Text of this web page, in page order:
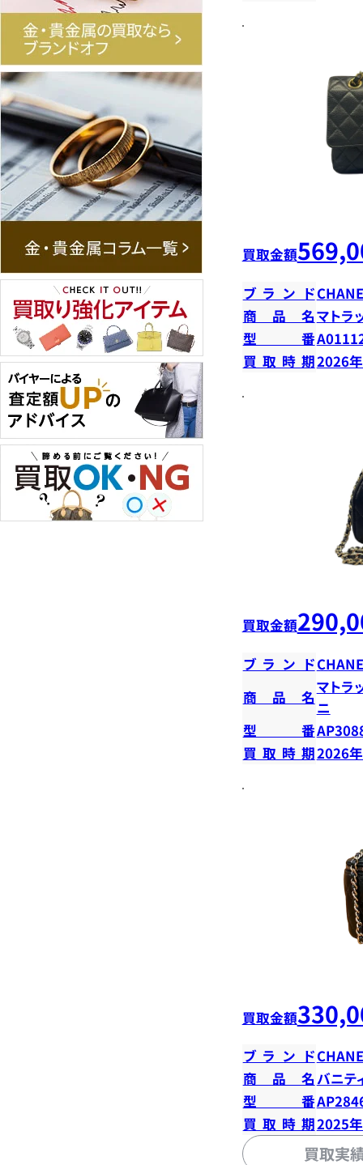
買取金額
ブランド
商品名マトラ
型番
買取時期2026
買取金額
ブランド
商品名
マトラ
ニ
型番
買取時期2026
買取金額
ブランド
商品名バニテ
型番
買取時期2025
買取実